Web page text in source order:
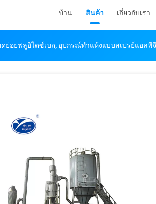
บ้าน สินค้า เกี่ยวกับเรา
ดย่อยฟลูอิไดซ์เบด, อุปกรณ์ทำแห้งแบบสเปรย์แอลพีจี